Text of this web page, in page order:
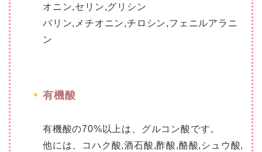
オニン,セリン,グリシン
バリン,メチオニン,チロシン,フェニルアラニ
ン
有機酸
有機酸の70%以上は、グルコン酸です。
他には、コハク酸,酒石酸,酢酸,酪酸,シュウ酸,